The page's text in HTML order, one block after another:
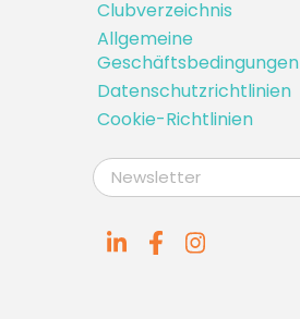
Clubverzeichnis
Allgemeine
Geschäftsbedingungen
Datenschutzrichtlinien
Cookie-Richtlinien